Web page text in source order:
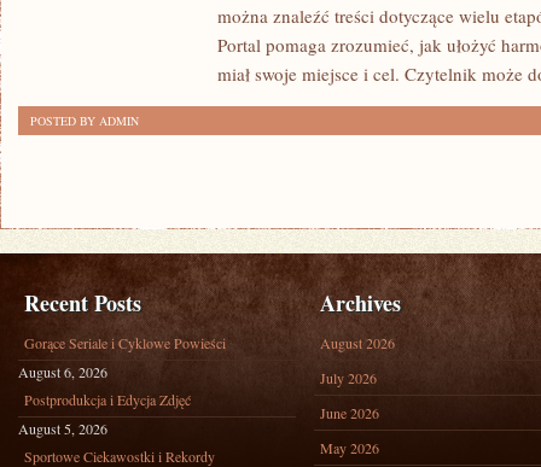
ARANŻACJEmożna znaleźć treści dotyczące wielu
Portal pomaga zrozumieć, jak ułożyć
miał swoje miejsce i cel. Czytelnik może
POSTED BY ADMIN
Recent Posts
Gorące Seriale i Cyklowe Powieści
August 6, 2026
Postprodukcja i Edycja Zdjęć
August 5, 2026
Sportowe Ciekawostki i Rekordy
Archives
August 2026
July 2026
June 2026
May 2026